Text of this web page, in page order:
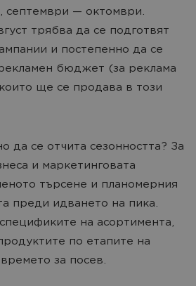
септември — октомври.
трябва да се подготвят
и постепенно да се
бюджет (за реклама
ще се продава в този
да се отчита сезонността? За
и маркетинговата
търсене и планомерния
преди идването на пика.
на асортимента,
по етапите на
за посев.